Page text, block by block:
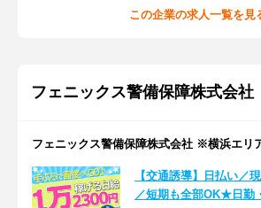
この企業の求人一覧を見
フェニックス警備保障株式会社
フェニックス警備保障株式会社 ※横浜エリ
【交通誘導】日払い／
／短期も全部OK★日勤